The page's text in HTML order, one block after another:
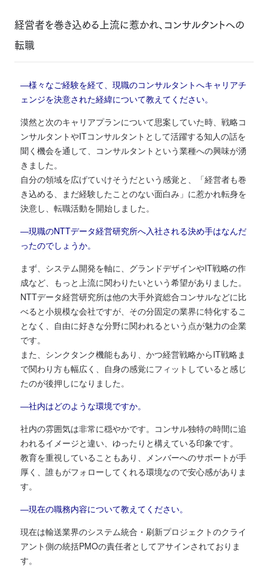
経営者を巻き込める上流に惹かれ、コンサルタントへの
転職
―様々なご経験を経て、現職のコンサルタントへキャリアチ
ェンジを決意された経緯について教えてください。
漠然と次のキャリアプランについて思案していた時、戦略コ
ンサルタントやITコンサルタントとして活躍する知人の話を
聞く機会を通して、コンサルタントという業種への興味が湧
きました。
自分の領域を広げていけそうだという感覚と、「経営者も巻
き込める、まだ経験したことのない面白み」に惹かれ転身を
決意し、転職活動を開始しました。
―現職のNTTデータ経営研究所へ入社される決め手はなんだ
ったのでしょうか。
まず、システム開発を軸に、グランドデザインやIT戦略の作
成など、もっと上流に関わりたいという希望がありました。
NTTデータ経営研究所は他の大手外資総合コンサルなどに比
べると小規模な会社ですが、その分固定の業界に特化するこ
となく、自由に好きな分野に関われるという点が魅力の企業
です。
また、シンクタンク機能もあり、かつ経営戦略からIT戦略ま
で関わり方も幅広く、自身の感覚にフィットしていると感じ
たのが後押しになりました。
―社内はどのような環境ですか。
社内の雰囲気は非常に穏やかです。コンサル独特の時間に追
われるイメージと違い、ゆったりと構えている印象です。
教育を重視していることもあり、メンバーへのサポートが手
厚く、誰もがフォローしてくれる環境なので安心感がありま
す。
―現在の職務内容について教えてください。
現在は輸送業界のシステム統合・刷新プロジェクトのクライ
アント側の統括PMOの責任者としてアサインされておりま
す。